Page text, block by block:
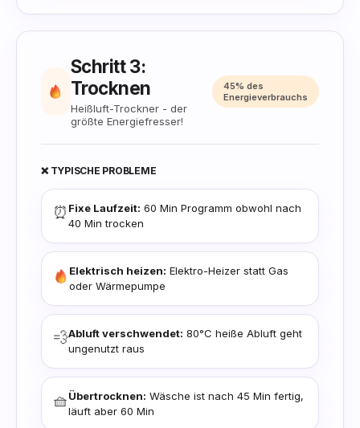
Schritt 3:
Trocknen
Heißluft-Trockner - der
größte Energiefresser!
45% des
Energieverbrauchs
❌ TYPISCHE PROBLEME
⏰ Fixe Laufzeit: 60 Min Programm obwohl nach
40 Min trocken
Elektrisch heizen: Elektro-Heizer statt Gas
oder Wärmepumpe
💨Abluft verschwendet: 80°C heiße Abluft geht
ungenutzt raus
🧺Übertrocknen: Wäsche ist nach 45 Min fertig,
läuft aber 60 Min